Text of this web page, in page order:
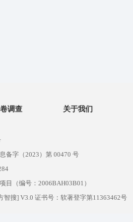
调查 关于我们
备字（2023）第 00470 号
目（编号：2006BAH03B01）
搜] V3.0 证书号：软著登字第11363462号